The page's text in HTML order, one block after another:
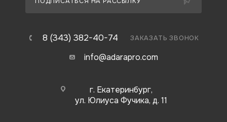
8 (343) 382-40-74 ЗАКАЗАТЬ ЗВОНОК
info@adarapro.com
г. Екатеринбург,
ул. Юлиуса Фучика, д. 11